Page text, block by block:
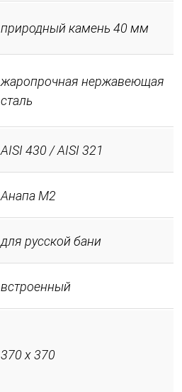
природный камень 40 мм
жаропрочная нержавеющая
сталь
AISI 430 / AISI 321
Анапа М2
для русской бани
встроенный
370 х 370